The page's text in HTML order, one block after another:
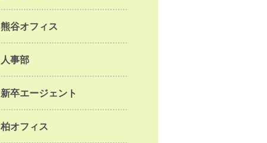
熊谷オフィス
人事部
新卒エージェント
柏オフィス